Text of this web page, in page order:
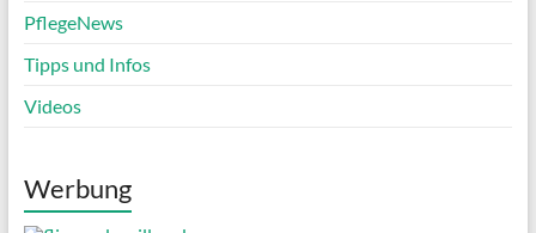
PflegeNews
Tipps und Infos
Videos
Werbung